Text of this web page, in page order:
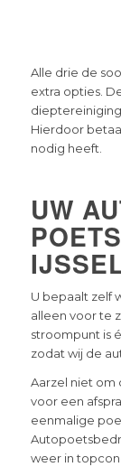
Alle drie de
extra opties.
Hierdoor
nodig heeft.
UW
U bepaalt zelf
alleen voor te
stroompunt is
zodat wij de
Aarzel niet
voor een
eenmalige
weer in